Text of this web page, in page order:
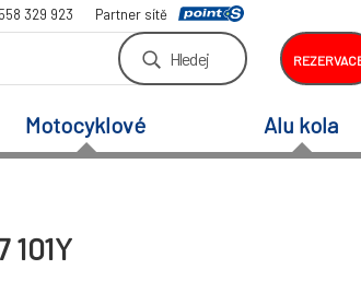
329 923 Partner sítě
Hledej
Motocyklové Alu kola